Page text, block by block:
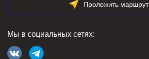
Проложить маршрут
Мы в социальных сетях: